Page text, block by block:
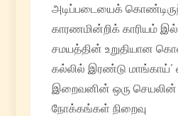
அடிப்படையைக்
காரணமின்றிக் காரியம்
சமயத்தின் உறுதியான
கல்லில் இரண்டு
இறைவனின் ஒரு செயலின்
நோக்கங்கள் நிறைவு